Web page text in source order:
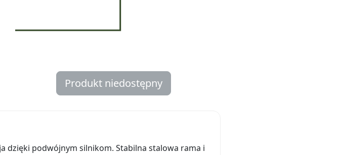
Produkt niedostępny
dzięki podwójnym silnikom. Stabilna stalowa rama i